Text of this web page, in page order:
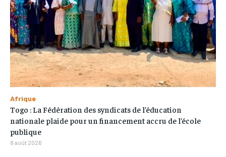
Afrique
Togo : La Fédération des syndicats de l’éducation
nationale plaide pour un financement accru de l’école
publique
8 août 2026